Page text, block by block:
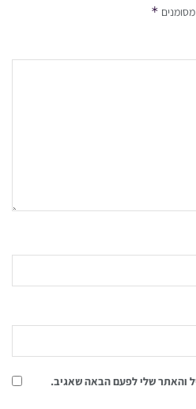
*
והאתר שלי לפעם הבאה שאגיב.